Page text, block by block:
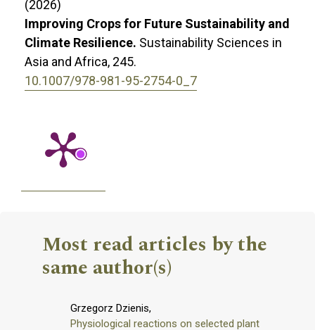
(2026)
Improving Crops for Future Sustainability and
Climate Resilience. Sustainability Sciences in
Asia and Africa, 245.
10.1007/978-981-95-2754-0_7
Most read articles by the
same author(s)
Grzegorz Dzienis,
Physiological reactions on selected plant